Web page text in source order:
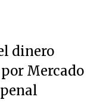
dinero
Mercado